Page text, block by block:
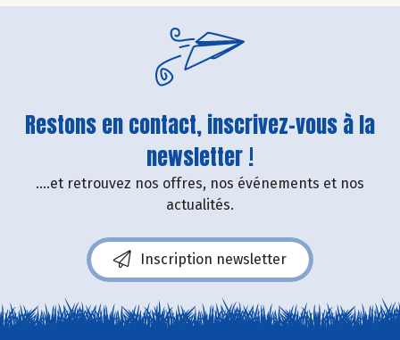
Restons en contact, inscrivez-vous à la
newsletter !
....et retrouvez nos offres, nos événements et nos
actualités.
Inscription newsletter